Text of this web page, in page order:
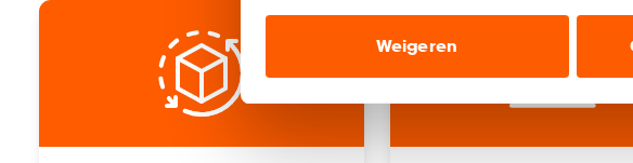
ook buiten de website voor
Klik op ‘Ja, alles toestaan’ om gebruik te
Weigeren